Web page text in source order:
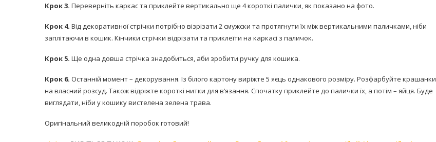
Крок 3. Переверніть каркас та приклейте вертикально ще 4 короткі палички, як показано на фото.
Крок 4. Від декоративної стрічки потрібно візрізати 2 смужски та протягнути їх між вертикальними паличками, ніби
заплітаючи в кошик. Кінчики стрічки відрізати та приклеїти на каркасі з паличок.
Крок 5. Ще одна довша стрічка знадобиться, аби зробити ручку для кошика.
Крок 6. Останній момент – декорування. Із білого картону виріжте 5 яєць однакового розміру. Розфарбуйте крашанки
на власний розсуд. Також відріжте короткі нитки для в’язання. Спочатку приклейте до палички їх, а потім – яйця. Буде
виглядати, ніби у кошику вистелена зелена трава.
Оригінальний великодній поробок готовий!